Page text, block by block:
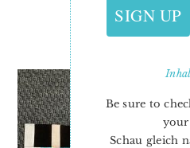
SIGN UP
Be sure to
Schau gleich